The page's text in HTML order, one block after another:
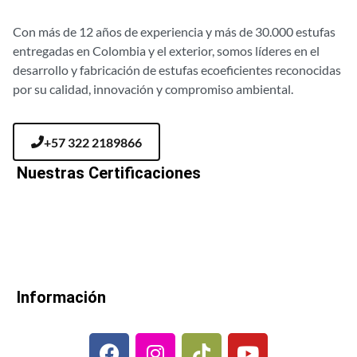
Con más de 12 años de experiencia y más de 30.000 estufas
entregadas en Colombia y el exterior, somos líderes en el
desarrollo y fabricación de estufas ecoeficientes reconocidas
por su calidad, innovación y compromiso ambiental.
+57 322 2189866
Nuestras Certificaciones
Información